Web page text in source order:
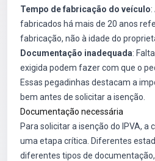
Tempo de fabricação do veículo
fabricados há mais de 20 anos
fabricação, não à idade do
Documentação inadequada:
exigida podem fazer com que o
Essas pegadinhas destacam a
bem antes de solicitar a isenção.
Documentação necessária
Para solicitar a isenção do IPVA, a
uma etapa crítica. Diferentes
diferentes tipos de